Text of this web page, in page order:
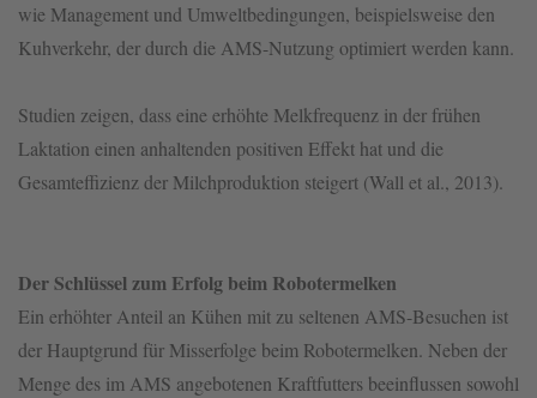
wie Management und Umweltbedingungen, beispielsweise den
Kuhverkehr, der durch die AMS-Nutzung optimiert werden kann.
Studien zeigen, dass eine erhöhte Melkfrequenz in der frühen
Laktation einen anhaltenden positiven Effekt hat und die
Gesamteffizienz der Milchproduktion steigert (Wall et al., 2013).
Der Schlüssel zum Erfolg beim Robotermelken
Ein erhöhter Anteil an Kühen mit zu seltenen AMS-Besuchen ist
der Hauptgrund für Misserfolge beim Robotermelken. Neben der
Menge des im AMS angebotenen Kraftfutters beeinflussen sowohl